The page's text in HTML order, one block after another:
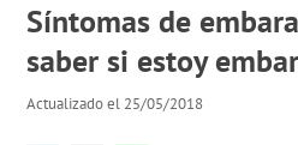
Síntomas de
saber si estoy
Actualizado el 25/05/2018